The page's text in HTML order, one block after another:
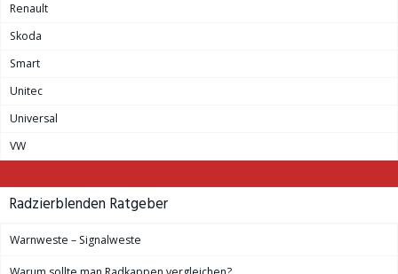
Renault
Skoda
Smart
Unitec
Universal
VW
Radzierblenden Ratgeber
Warnweste – Signalweste